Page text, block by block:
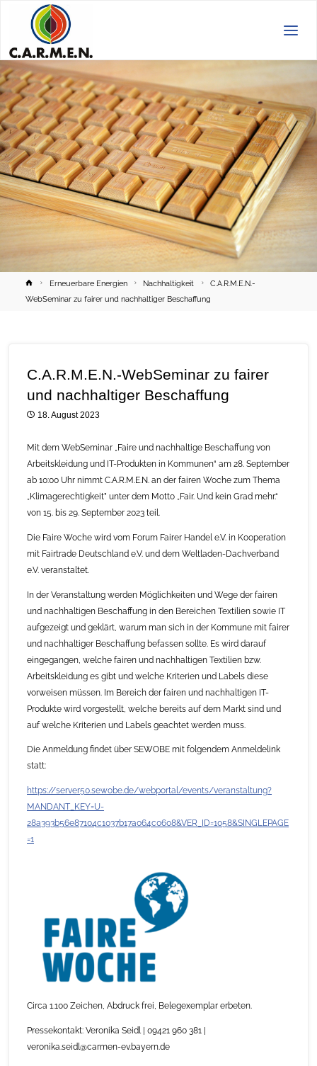
HomeErneuerbare Energien Nachhaltigkeit
C.A.R.M.E.N.-
WebSeminar zu fairer und nachhaltiger Beschaffung
C.A.R.M.E.N.-WebSeminar zu fairer
und nachhaltiger Beschaffung
18. August 2023
Mit dem WebSeminar „Faire und nachhaltige Beschaffung von
Arbeitskleidung und IT-Produkten in Kommunen“ am 28. September
ab 10:00 Uhr nimmt C.A.R.M.E.N. an der fairen Woche zum Thema
„Klimagerechtigkeit” unter dem Motto „Fair. Und kein Grad mehr.“
von 15. bis 29. September 2023 teil.
Die Faire Woche wird vom Forum Fairer Handel e.V. in Kooperation
mit Fairtrade Deutschland e.V. und dem Weltladen-Dachverband
e.V. veranstaltet.
In der Veranstaltung werden Möglichkeiten und Wege der fairen
und nachhaltigen Beschaffung in den Bereichen Textilien sowie IT
aufgezeigt und geklärt, warum man sich in der Kommune mit fairer
und nachhaltiger Beschaffung befassen sollte. Es wird darauf
eingegangen, welche fairen und nachhaltigen Textilien bzw.
Arbeitskleidung es gibt und welche Kriterien und Labels diese
vorweisen müssen. Im Bereich der fairen und nachhaltigen IT-
Produkte wird vorgestellt, welche bereits auf dem Markt sind und
auf welche Kriterien und Labels geachtet werden muss.
Die Anmeldung findet über SEWOBE mit folgendem Anmeldelink
statt:
https://server50.sewobe.de/webportal/events/veranstaltung?
MANDANT_KEY=U-
28a393b56e87104c1037b17a064c0608&VER_ID=1058&SINGLEPAGE
=1
Circa 1.100 Zeichen, Abdruck frei, Belegexemplar erbeten.
Pressekontakt: Veronika Seidl | 09421 960 381 |
veronika.seidl@carmen-ev.bayern.de